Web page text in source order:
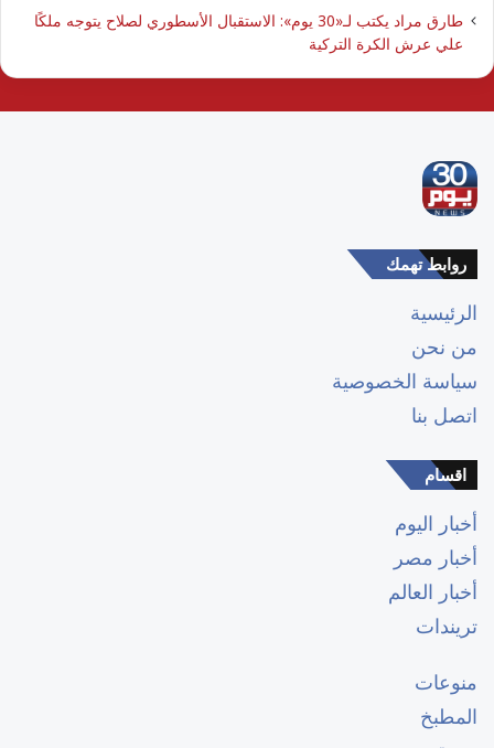
طارق مراد يكتب لـ«30 يوم»: الاستقبال الأسطوري لصلاح يتوجه ملكًا
علي عرش الكرة التركية
روابط تهمك
الرئيسية
من نحن
سياسة الخصوصية
اتصل بنا
اقسام
أخبار اليوم
أخبار مصر
أخبار العالم
تريندات
منوعات
المطبخ